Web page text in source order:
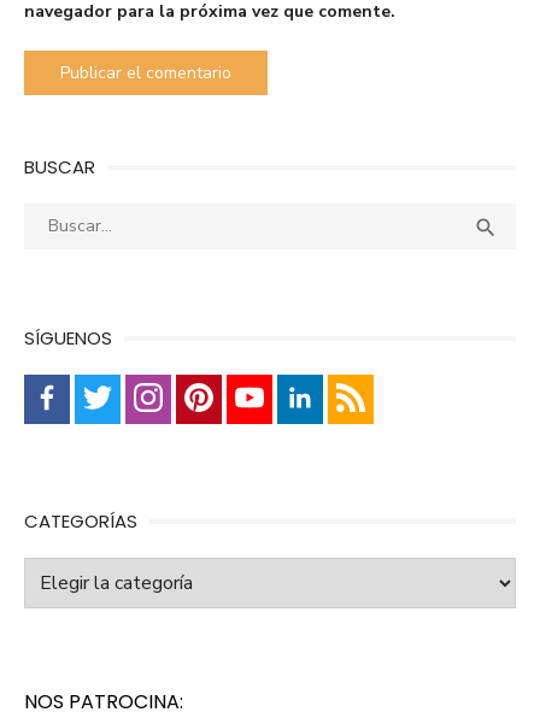
navegador para la próxima vez que comente.
BUSCAR
Buscar: 
SÍGUENOS
CATEGORÍAS
Categorías
NOS PATROCINA: